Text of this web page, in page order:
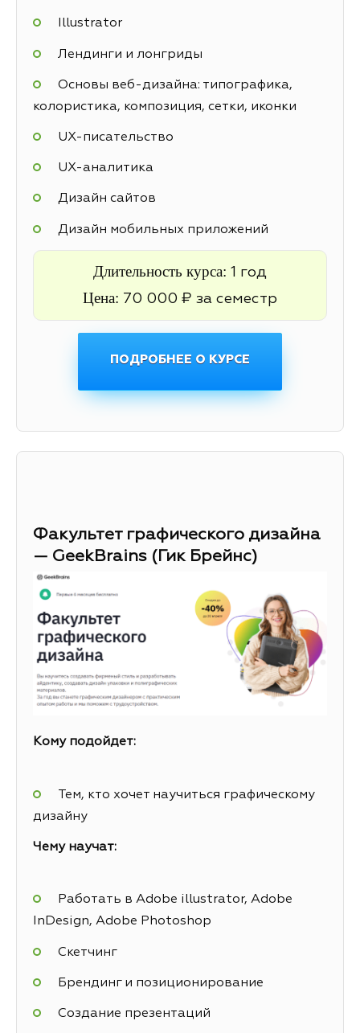
Illustrator
Лендинги и лонгриды
Основы веб-дизайна: типографика,
колористика, композиция, сетки, иконки
UX-писательство
UX-аналитика
Дизайн сайтов
Дизайн мобильных приложений
Длительность курса: 1 год
Цена: 70 000 ₽ за семестр
ПОДРОБНЕЕ О КУРСЕ
Факультет графического дизайна
— GeekBrains (Гик Брейнс)
Кому подойдет:
Тем, кто хочет научиться графическому
дизайну
Чему научат:
Работать в Adobe illustrator, Adobe
InDesign, Adobe Photoshop
Скетчинг
Брендинг и позиционирование
Создание презентаций